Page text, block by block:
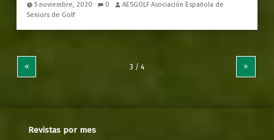
5 noviembre, 2020 0
AESGOLF Asociación Española de
Seniors de Golf
« »
Revistas por mes